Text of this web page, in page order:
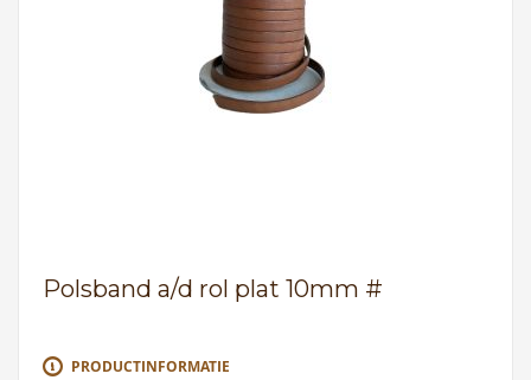
Polsband a/d rol plat 10mm #
PRODUCTINFORMATIE